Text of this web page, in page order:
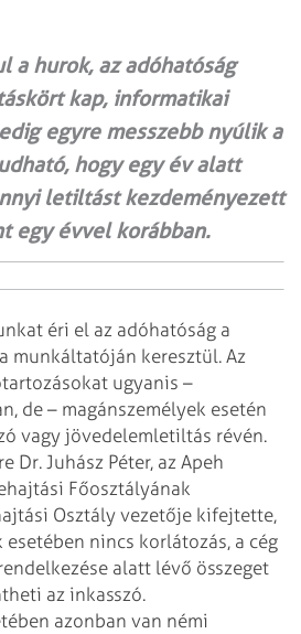
a hurok, az adóhatóság
kap, informatikai
egyre messzebb nyúlik a
hogy egy év alatt
letiltást kezdeményezett
egy évvel korábban.
éri el az adóhatóság a
munkáltatóján keresztül. Az
ugyanis –
de – magánszemélyek esetén
vagy jövedelemletiltás révén.
Dr. Juhász Péter, az Apeh
Főosztályának
Osztály vezetője kifejtette,
esetében nincs korlátozás, a cég
alatt lévő összeget
az inkasszó.
azonban van némi